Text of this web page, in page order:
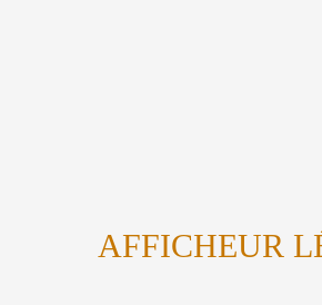
AFFICHEUR